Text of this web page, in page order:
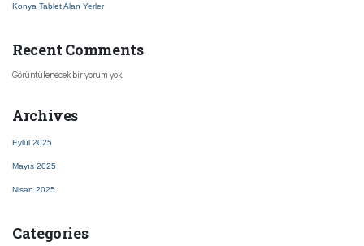
Konya Tablet Alan Yerler
Recent Comments
Görüntülenecek bir yorum yok.
Archives
Eylül 2025
Mayıs 2025
Nisan 2025
Categories